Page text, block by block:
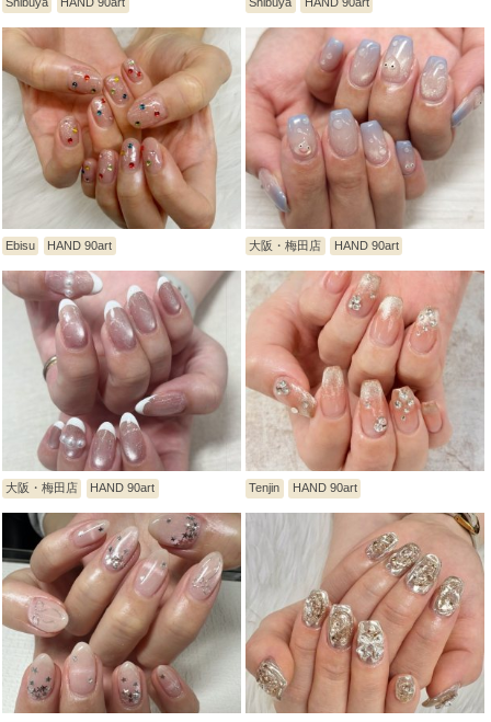
Shibuya HAND 90art Shibuya HAND 90art
Ebisu HAND 90art 大阪・梅田店 HAND 90art
大阪・梅田店 HAND 90art Tenjin HAND 90art